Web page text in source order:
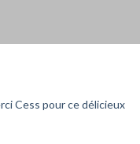
Cess pour ce délicieux